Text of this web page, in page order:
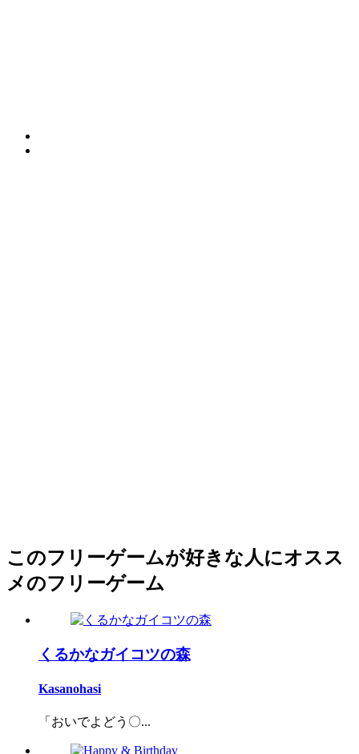
このフリーゲームが好きな人にオスス
メのフリーゲーム
くるかなガイコツの森
Kasanohasi
「おいでよどう〇...